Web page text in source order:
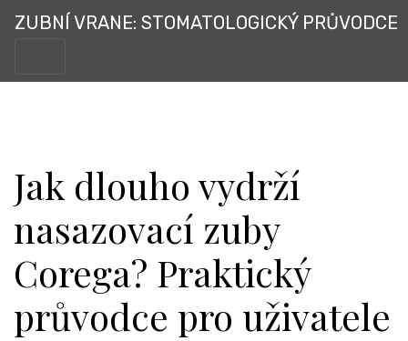
ZUBNÍ VRANE: STOMATOLOGICKÝ PRŮVODCE
Jak dlouho vydrží
nasazovací zuby
Corega? Praktický
průvodce pro uživatele